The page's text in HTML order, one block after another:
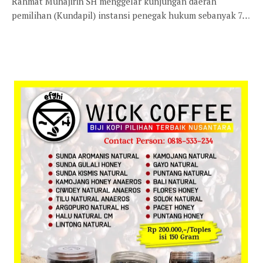
pemilihan (Kundapil) instansi penegak hukum sebanyak 7…